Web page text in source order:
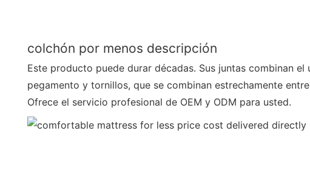
colchón por menos descripción
Este producto puede durar décadas. Sus juntas combinan el
pegamento y tornillos, que se combinan estrechamente
Ofrece el servicio profesional de OEM y ODM para usted.